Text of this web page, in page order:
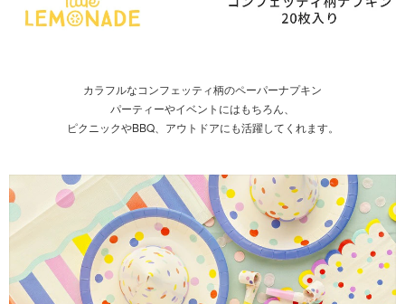
カラフルなコンフェッティ柄のペーパーナプキン
パーティーやイベントにはもちろん、
ピクニックやBBQ、アウトドアにも活躍してくれます。